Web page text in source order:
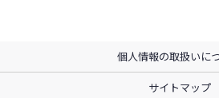
個人情報の取扱いに
サイトマップ